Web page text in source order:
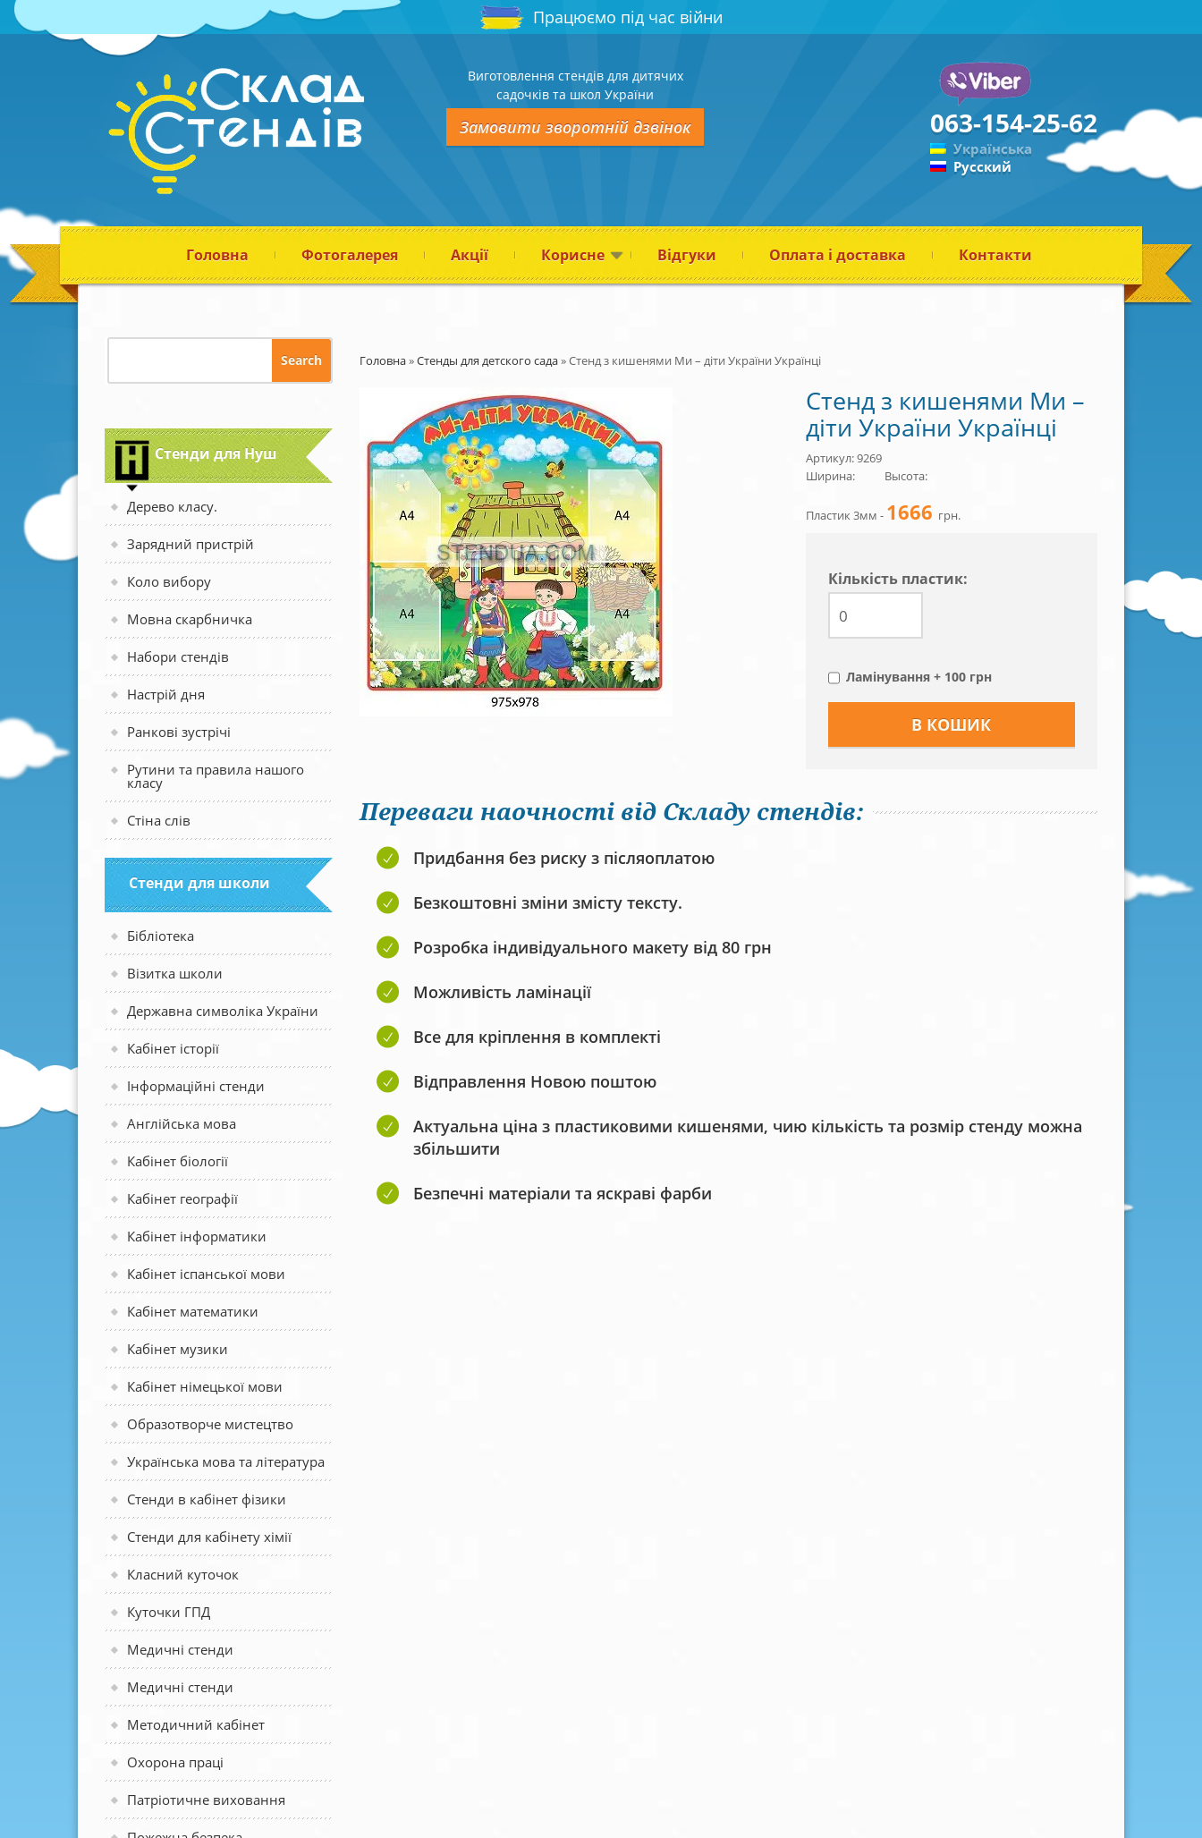
Працюємо під час війни
Виготовлення стендів для дитячих
садочків та школ України
Замовити зворотній дзвінок 063-154-25-62
Українська
Русский
Головна Фотогалерея Акції Корисне Відгуки Оплата і доставка Контакти
Стенди для Нуш
Дерево класу.
Зарядний пристрій
Коло вибору
Мовна скарбничка
Набори стендів
Настрій дня
Ранкові зустрічі
Рутини та правила нашого
класу
Стіна слів
Стенди для школи
Бібліотека
Візитка школи
Державна символіка України
Кабінет історії
Інформаційні стенди
Англійська мова
Кабінет біології
Кабінет географії
Кабінет інформатики
Кабінет іспанської мови
Кабінет математики
Кабінет музики
Кабінет німецької мови
Образотворче мистецтво
Українська мова та література
Стенди в кабінет фізики
Стенди для кабінету хімії
Класний куточок
Куточки ГПД
Медичні стенди
Медичні стенди
Методичний кабінет
Охорона праці
Патріотичне виховання
Головна»Стенды для детского сада»Стенд з кишенями Ми – діти України Українці
Стенд з кишенями Ми –
діти України Українці
Артикул: 9269
Ширина:
Высота:
Пластик 3мм - 1666 грн.
Кiлькiсть пластик:
Ламінування + 100 грн
Переваги наочності від Складу стендів:
Придбання без риску з післяоплатою
Безкоштовні зміни змісту тексту.
Розробка індивідуального макету від 80 грн
Можливість ламінації
Все для кріплення в комплекті
Відправлення Новою поштою
Актуальна ціна з пластиковими кишенями, чию кількість та розмір стенду можна
збільшити
Безпечні матеріали та яскраві фарби